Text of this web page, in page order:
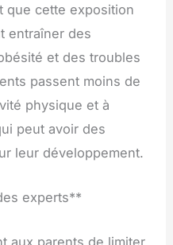
que cette exposition
entraîner des
et des troubles
passent moins de
physique et à
peut avoir des
leur développement.
experts**